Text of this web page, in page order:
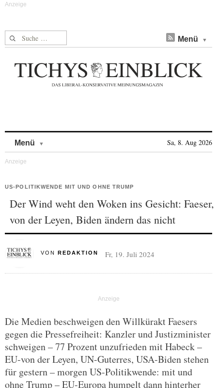
Suche nach: Menü
Menü Sa, 8. Aug 2026
US-POLITIKWENDE MIT UND OHNE TRUMP
Der Wind weht den Woken ins Gesicht: Faeser,
von der Leyen, Biden ändern das nicht
VON REDAKTION Fr, 19. Juli 2024
Die Medien beschweigen den Willkürakt Faesers
gegen die Pressefreiheit: Kanzler und Justizminister
schweigen – 77 Prozent unzufrieden mit Habeck –
EU-von der Leyen, UN-Guterres, USA-Biden stehen
für gestern – morgen US-Politikwende: mit und
ohne Trump – EU-Europa humpelt dann hinterher